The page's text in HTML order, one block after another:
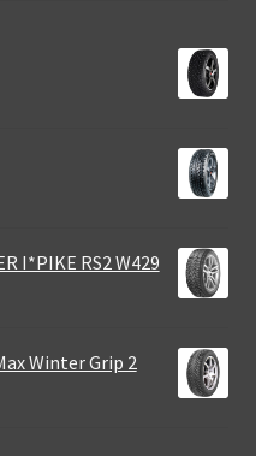
I*PIKE RS2 W429
Winter Grip 2